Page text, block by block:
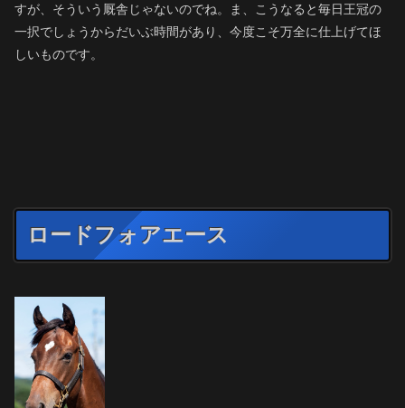
すが、そういう厩舎じゃないのでね。ま、こうなると毎日王冠の
一択でしょうからだいぶ時間があり、今度こそ万全に仕上げてほ
しいものです。
ロードフォアエース